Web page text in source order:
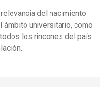
del nacimiento
ámbito universitario, como
los rincones del país